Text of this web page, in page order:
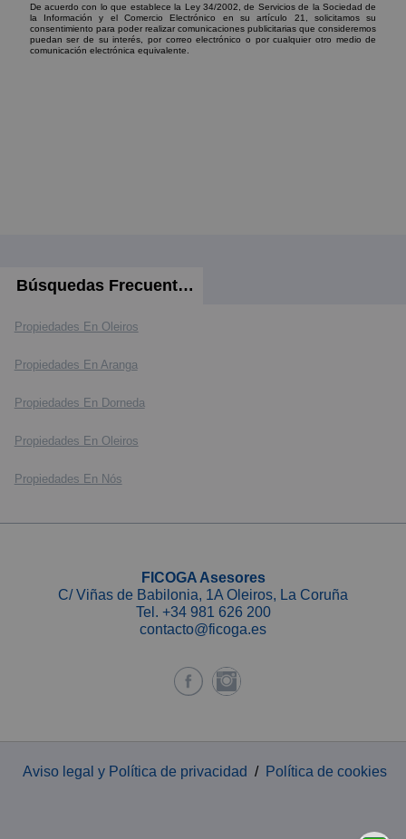
De acuerdo con lo que establece la Ley 34/2002, de Servicios de la Sociedad de
la Información y el Comercio Electrónico en su artículo 21, solicitamos su
consentimiento para poder realizar comunicaciones publicitarias que consideremos
puedan ser de su interés, por correo electrónico o por cualquier otro medio de
comunicación electrónica equivalente.
Búsquedas Frecuentes
Propiedades En Oleiros
Propiedades En Aranga
Propiedades En Dorneda
Propiedades En Oleiros
Propiedades En Nós
FICOGA Asesores
C/ Viñas de Babilonia, 1A Oleiros, La Coruña
Tel. +34 981 626 200
contacto@ficoga.es
Aviso legal y Política de privacidad / Política de cookies